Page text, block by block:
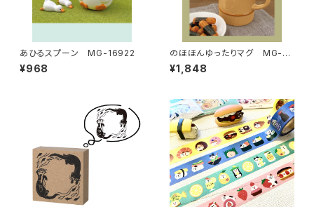
あひるスプーン MG-16922
¥968
のほほんゆったりマグ MG-29
682
¥1,848